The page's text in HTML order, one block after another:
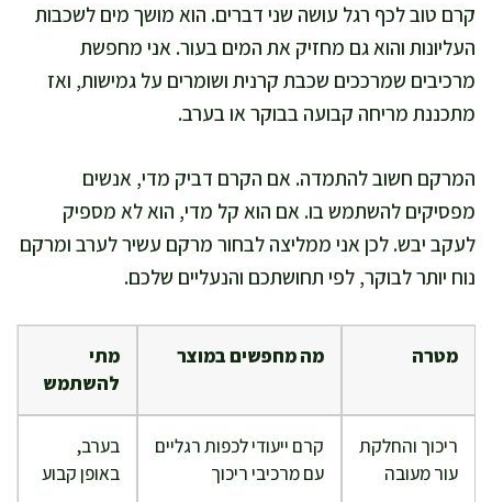
קרם טוב לכף רגל עושה שני דברים. הוא מושך מים לשכבות
העליונות והוא גם מחזיק את המים בעור. אני מחפשת
מרכיבים שמרככים שכבת קרנית ושומרים על גמישות, ואז
מתכננת מריחה קבועה בבוקר או בערב.
המרקם חשוב להתמדה. אם הקרם דביק מדי, אנשים
מפסיקים להשתמש בו. אם הוא קל מדי, הוא לא מספיק
לעקב יבש. לכן אני ממליצה לבחור מרקם עשיר לערב ומרקם
נוח יותר לבוקר, לפי תחושתכם והנעליים שלכם.
מטרה מה מחפשים במוצר
מתי
להשתמש
ריכוך והחלקת
עור מעובה
קרם ייעודי לכפות רגליים
עם מרכיבי ריכוך
בערב,
באופן קבוע